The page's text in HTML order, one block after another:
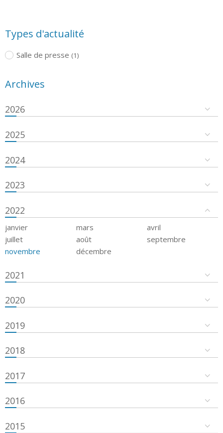
Types d'actualité
Salle de presse (1)
Archives
2026
2025
2024
2023
2022
janvier mars
avril
juillet
août
septembre
novembre
décembre
2021
2020
2019
2018
2017
2016
2015